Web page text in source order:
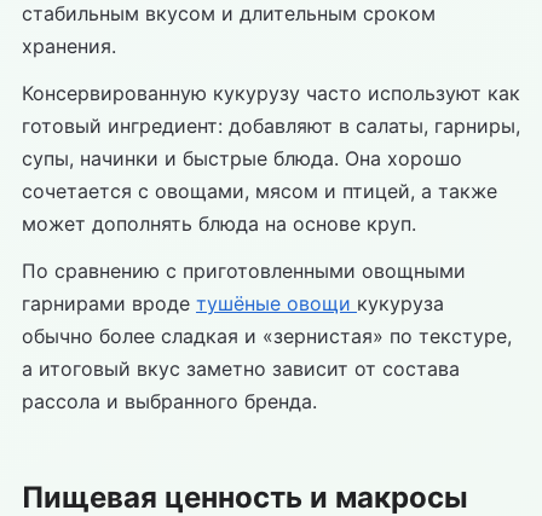
стабильным вкусом и длительным сроком
хранения.
Консервированную кукурузу часто используют как
готовый ингредиент: добавляют в салаты, гарниры,
супы, начинки и быстрые блюда. Она хорошо
сочетается с овощами, мясом и птицей, а также
может дополнять блюда на основе круп.
По сравнению с приготовленными овощными
гарнирами вроде тушёные овощи кукуруза
обычно более сладкая и «зернистая» по текстуре,
а итоговый вкус заметно зависит от состава
рассола и выбранного бренда.
Пищевая ценность и макросы